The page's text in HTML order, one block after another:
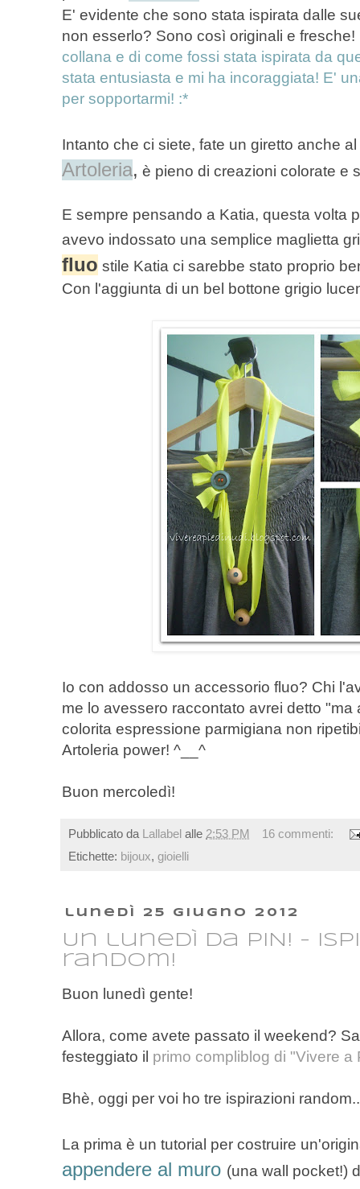
E' evidente che sono stata ispirata dalle
non esserlo? Sono così originali e fresche!
collana e di come fossi stata ispirata da
stata entusiasta e mi ha incoraggiata! E'
per sopportarmi! :*
Intanto che ci siete, fate un giretto anche al
Artoleria, è pieno di creazioni colorate e
E sempre pensando a Katia, questa volta
avevo indossato una semplice maglietta
fluo stile Katia ci sarebbe stato proprio
Con l'aggiunta di un bel bottone grigio
Io con addosso un accessorio fluo? Chi
me lo avessero raccontato avrei detto
colorita espressione parmigiana non
Artoleria power! ^__^
Buon mercoledì!
Pubblicato da Lallabel alle 2:53 PM
16 commenti:
Etichette: bijoux, gioielli
lunedì 25 giugno 2012
Un lunedì da PIN! -
random!
Buon lunedì gente!
Allora, come avete passato il weekend?
festeggiato il primo compliblog di "Vivere a
Bhè, oggi per voi ho tre ispirazioni
La prima è un tutorial per costruire
appendere al muro (una wall pocket!)